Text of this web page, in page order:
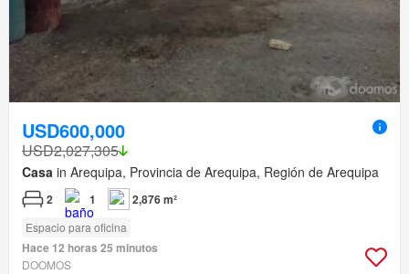
USD600,000
USD2,027,305
Casa in Arequipa, Provincia de Arequipa, Región de Arequipa
2 1 2,876 m²
Espacio para oficina
Hace 12 horas 25 minutos
DOOMOS